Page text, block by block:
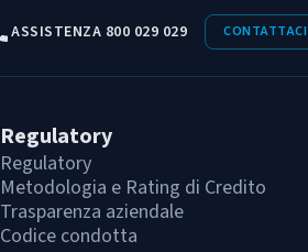
ASSISTENZA 800 029 029 CONTATTACI
Regulatory
Regulatory
Metodologia e Rating di Credito
Trasparenza aziendale
Codice condotta